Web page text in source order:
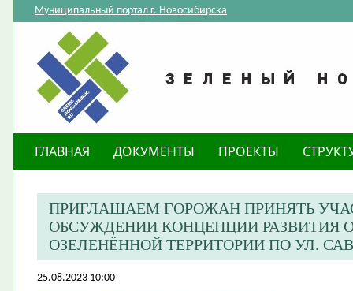
Муниципальный портал г. Новосибирска
ГЛАВНАЯ ДОКУМЕНТЫ ПРОЕКТЫ
ПРИГЛАШАЕМ ГОРОЖАН ПРИНЯТЬ
ОБСУЖДЕНИИ КОНЦЕПЦИИ РАЗВИТИЯ
ОЗЕЛЕНЁННОЙ ТЕРРИТОРИИ ПО УЛ.
25.08.2023 10:00